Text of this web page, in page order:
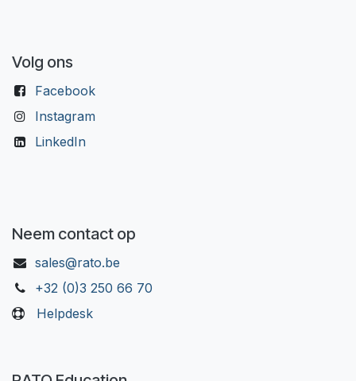
Volg ons
Facebook
Instagram
LinkedIn
Neem contact op
sales@rato.be
+32 (0)3 250 66 70
Helpdesk